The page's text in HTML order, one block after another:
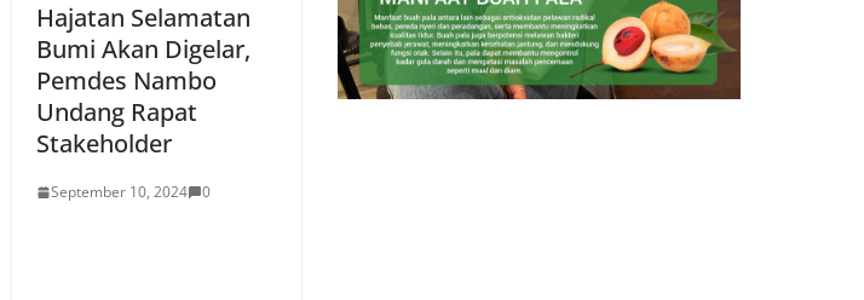
Hajatan Selamatan
Bumi Akan Digelar,
Pemdes Nambo
Undang Rapat
Stakeholder
September 10, 2024 0